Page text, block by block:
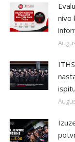
nivo
ispitu